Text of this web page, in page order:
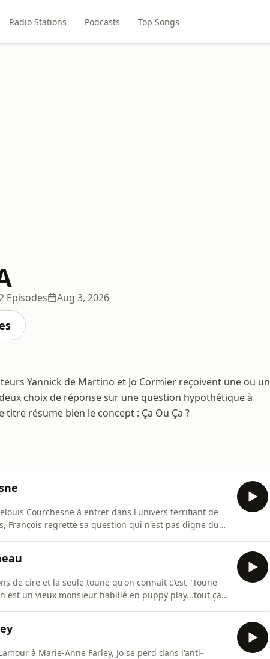
Radio Stations Podcasts Top Songs
Episodes Aug 3, 2026
Yannick de Martino et Jo Cormier reçoivent une ou un
choix de réponse sur une question hypothétique à
résume bien le concept : Ça Ou Ça ?
Courchesne à entrer dans l'univers terrifiant de
François regrette sa question qui n'est pas digne du
Saint-Laurent! : https://siboire.ca/fr/succursales/st
de cire et la seule toune qu'on connait c'est "Toune
est un vieux monsieur habillé en puppy play...tout ça
ça ensemble autour d'une table!Le deal imbattable :
à Marie-Anne Farley, Jo se perd dans l'anti-